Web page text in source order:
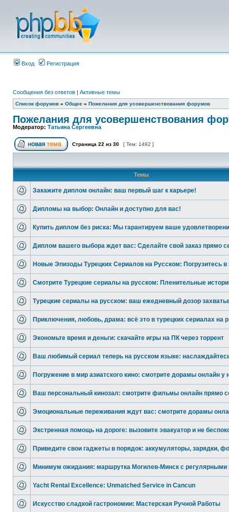
Вход Регистрация
Сообщения без ответов | Активные темы
Список форумов » Общее » Пожелания для усовершенствования форумов
Пожелания для усовершенствования
Модератор: Татьяна Сергеевна
Страница 22 из 30 [ Тем: 1492 ]
Темы
Закажите диплом онлайн: ваш первый шаг к карьере!
Дипломы на выбор: Онлайн и доступно для вас!
Купить диплом без риска: Мы гарантируем ваше
Диплом вашего выбора ждет вас: Сделайте свой заказ прямо
Новые Эпизоды Турецких Сериалов на Русском: Погрузитесь в
Смотрите Турецкие сериалы на русском: Пленительные
Турецкие сериалы на русском: ваш ежедневный дозор
Приключения, любовь, драма: всё это в турецких сериалах на р
Экономьте время и деньги: скачайте игры на ПК через торрент
Ваш любимый сериал теперь на русском языке:
Погружение в мир азиатского кино: смотрите дорамы онлайн у
Ваш персональный кинозал: смотрите фильмы онлайн прямо
Эмоциональные переживания ждут вас: смотрите дорамы
Экстренная помощь на дороге: вызовите эвакуатор и не
Приведите свои гаджеты в порядок: аккумуляторы, зарядки,
Минимум ожидания: маршрутка Могилев-Минск с регулярными
Yacht Rental Excellence: Unmatched Service in Cancun
Искусство сладкой гастрономии: Мастерская Ручной Работы